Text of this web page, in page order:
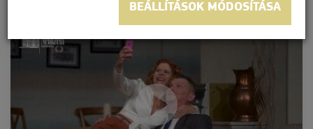
BEÁLLÍTÁSOK MÓDOSÍTÁSA